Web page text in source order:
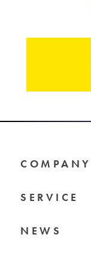
COMPANY
SERVICE
NEWS